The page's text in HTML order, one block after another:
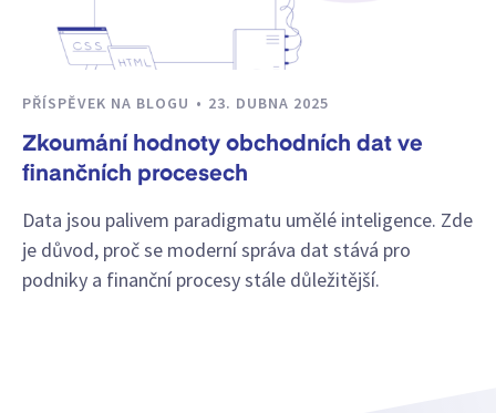
PŘÍSPĚVEK NA BLOGU 23. DUBNA 2025
Zkoumání hodnoty obchodních dat ve
finančních procesech
Data jsou palivem paradigmatu umělé inteligence. Zde
je důvod, proč se moderní správa dat stává pro
podniky a finanční procesy stále důležitější.